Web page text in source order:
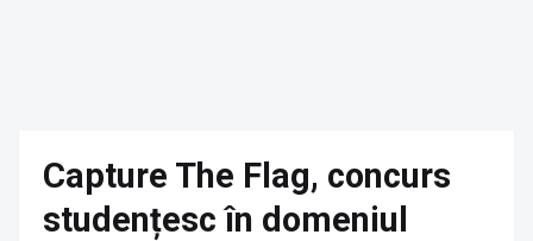
Capture The Flag, concurs
studențesc în domeniul